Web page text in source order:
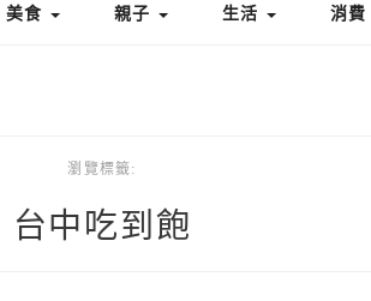
美食 親子 生活 消費
瀏覽標籤:
台中吃到飽